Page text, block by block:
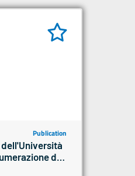
Publication
del